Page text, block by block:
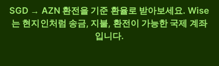
SGD → AZN 환전을 기준 환율로 받아보세요. Wise
는 현지인처럼 송금, 지불, 환전이 가능한 국제 계좌
입니다.